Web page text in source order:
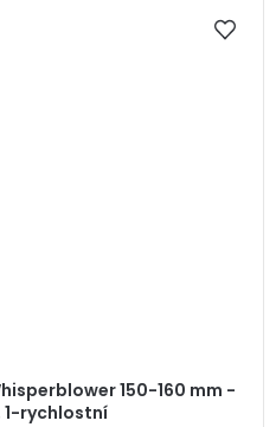
150-160 mm -
1-rychlostní